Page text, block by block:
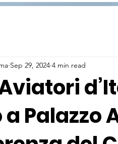
Palazzo
Sep 29, 2024 4 min read